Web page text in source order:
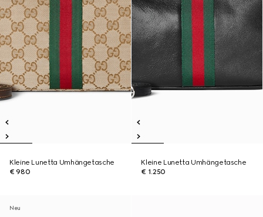
Kleine Lunetta Umhängetasche
€ 980
Kleine Lunetta Umhängetasche
€ 1.250
Neu